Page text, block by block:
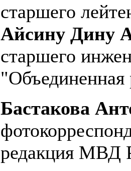
старшего
Айсину Дину
старшего
Бастакова
редакция МВД